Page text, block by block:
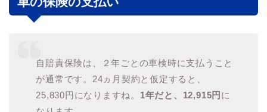
自賠責保険は、２年ごとの車検時に支払うこと
が通常です。24ヵ月契約と仮定すると、
25,830円になりますね。 1年だと、12,915円 に